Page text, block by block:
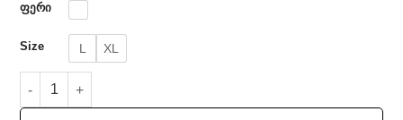
ფერი
Size L XL
რაოდენობა: სატინის თეთრი პიჟამო - შარვალი და პერანგი